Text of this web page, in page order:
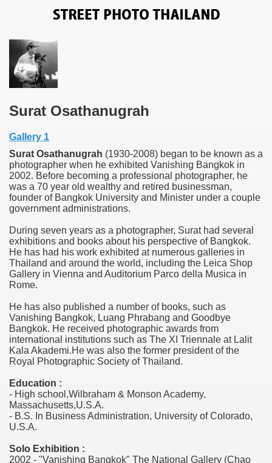
Surat Osathanugrah
Gallery 1
Surat Osathanugrah (1930-2008) began to be known as a
photographer when he exhibited Vanishing Bangkok in
2002. Before becoming a professional photographer, he
was a 70 year old wealthy and retired businessman,
founder of Bangkok University and Minister under a couple
government administrations.
During seven years as a photographer, Surat had several
exhibitions and books about his perspective of Bangkok.
He has had his work exhibited at numerous galleries in
Thailand and around the world, including the Leica Shop
Gallery in Vienna and Auditorium Parco della Musica in
Rome.
He has also published a number of books, such as
Vanishing Bangkok, Luang Phrabang and Goodbye
Bangkok. He received photographic awards from
international institutions such as The XI Triennale at Lalit
Kala Akademi.He was also the former president of the
Royal Photographic Society of Thailand.
Education :
- High school,Wilbraham & Monson Academy,
Massachusetts,U.S.A.
- B.S. In Business Administration, University of Colorado,
U.S.A.
Solo Exhibition :
2002 - "Vanishing Bangkok" The National Gallery (Chao